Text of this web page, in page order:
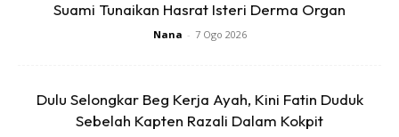
Suami Tunaikan Hasrat Isteri Derma Organ
Nana - 7 Ogo 2026
Dulu Selongkar Beg Kerja Ayah, Kini Fatin Duduk
Sebelah Kapten Razali Dalam Kokpit